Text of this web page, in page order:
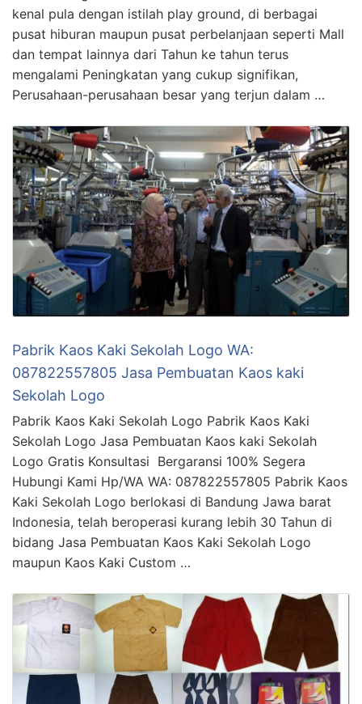
kenal pula dengan istilah play ground, di berbagai
pusat hiburan maupun pusat perbelanjaan seperti Mall
dan tempat lainnya dari Tahun ke tahun terus
mengalami Peningkatan yang cukup signifikan,
Perusahaan-perusahaan besar yang terjun dalam …
Pabrik Kaos Kaki Sekolah Logo WA:
087822557805 Jasa Pembuatan Kaos kaki
Sekolah Logo
Pabrik Kaos Kaki Sekolah Logo Pabrik Kaos Kaki
Sekolah Logo Jasa Pembuatan Kaos kaki Sekolah
Logo Gratis Konsultasi Bergaransi 100% Segera
Hubungi Kami Hp/WA WA: 087822557805 Pabrik Kaos
Kaki Sekolah Logo berlokasi di Bandung Jawa barat
Indonesia, telah beroperasi kurang lebih 30 Tahun di
bidang Jasa Pembuatan Kaos Kaki Sekolah Logo
maupun Kaos Kaki Custom …